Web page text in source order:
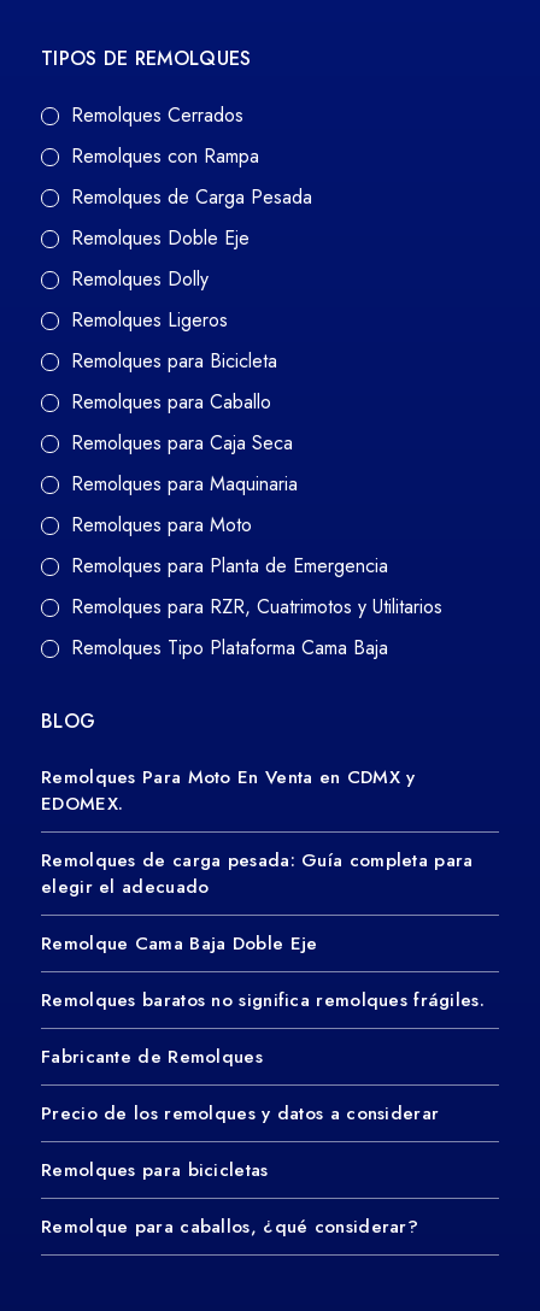
TIPOS DE REMOLQUES
Remolques Cerrados
Remolques con Rampa
Remolques de Carga Pesada
Remolques Doble Eje
Remolques Dolly
Remolques Ligeros
Remolques para Bicicleta
Remolques para Caballo
Remolques para Caja Seca
Remolques para Maquinaria
Remolques para Moto
Remolques para Planta de Emergencia
Remolques para RZR, Cuatrimotos y Utilitarios
Remolques Tipo Plataforma Cama Baja
BLOG
Remolques Para Moto En Venta en CDMX y
EDOMEX.
Remolques de carga pesada: Guía completa para
elegir el adecuado
Remolque Cama Baja Doble Eje
Remolques baratos no significa remolques frágiles.
Fabricante de Remolques
Precio de los remolques y datos a considerar
Remolques para bicicletas
Remolque para caballos, ¿qué considerar?